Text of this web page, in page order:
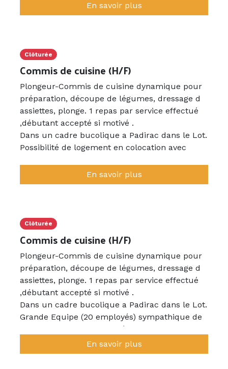
Viendrons vs chercher a la gare de GRAMAT si
tout âge , prête a vous intégrer.
En savoir plus
Clôturée
Commis de cuisine (H/F)
Plongeur-Commis de cuisine dynamique pour
préparation, découpe de légumes, dressage d
assiettes, plonge. 1 repas par service effectué
,débutant accepté si motivé .
Dans un cadre bucolique a Padirac dans le Lot.
Possibilité de logement en colocation avec
Viendrons vs chercher a la gare de GRAMAT si
tout âge , prête a vous intégrer.
En savoir plus
Clôturée
Commis de cuisine (H/F)
Plongeur-Commis de cuisine dynamique pour
préparation, découpe de légumes, dressage d
assiettes, plonge. 1 repas par service effectué
,débutant accepté si motivé .
Dans un cadre bucolique a Padirac dans le Lot.
Grande Equipe (20 employés) sympathique de
tout âge , prête a vous intégrer.
En savoir plus